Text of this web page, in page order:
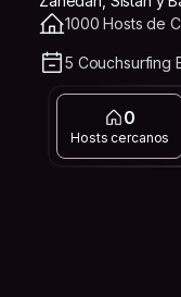
1000 Hosts de
5 Couchsurfing
0
Hosts cercanos